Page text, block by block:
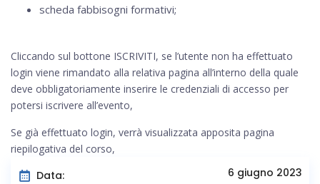
scheda fabbisogni formativi;
Cliccando sul bottone ISCRIVITI, se l’utente non ha effettuato
login viene rimandato alla relativa pagina all’interno della quale
deve obbligatoriamente inserire le credenziali di accesso per
potersi iscrivere all’evento,
Se già effettuato login, verrà visualizzata apposita pagina
riepilogativa del corso,
Data: 6 giugno 2023